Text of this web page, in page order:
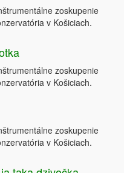
zoskupenie
v Košiciach.
zoskupenie
v Košiciach.
zoskupenie
v Košiciach.